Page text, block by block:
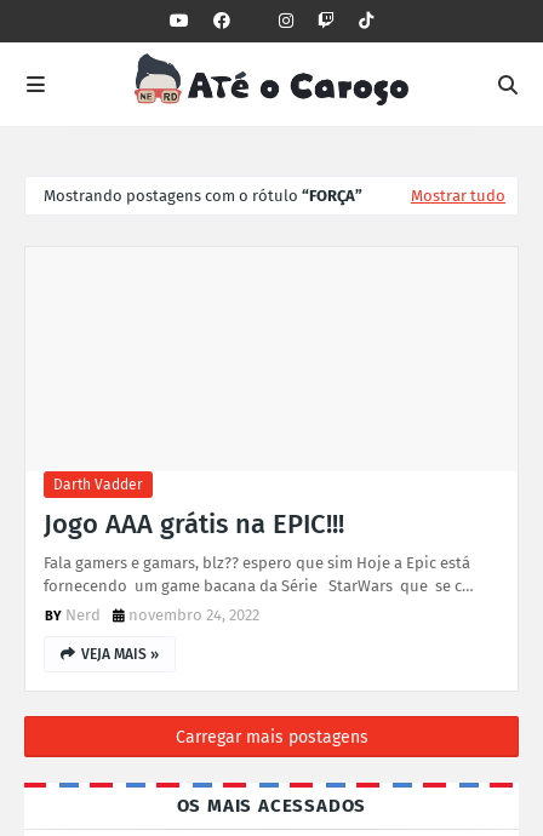
Mostrando postagens com o rótulo FORÇA Mostrar tudo
Darth Vadder
Jogo AAA grátis na EPIC!!!
Fala gamers e gamars, blz?? espero que sim Hoje a Epic está
fornecendo um game bacana da Série StarWars que se c…
Nerd
novembro 24, 2022
VEJA MAIS »
Carregar mais postagens
OS MAIS ACESSADOS